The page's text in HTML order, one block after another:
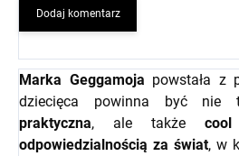
Dodaj komentarz
Marka Geggamoja powstała z
dziecięca powinna być
praktyczna, ale także cooli
odpowiedzialnością za świat, w